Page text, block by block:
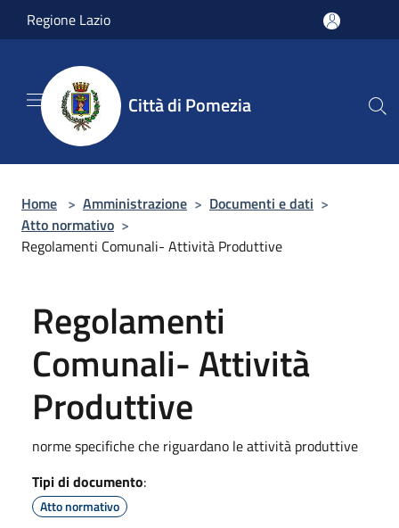
Salta al contenuto principale
Regione Lazio
Città di Pomezia
Home > Amministrazione > Documenti e dati >
Atto normativo >
Regolamenti Comunali- Attività Produttive
Regolamenti
Comunali- Attività
Produttive
norme specifiche che riguardano le attività produttive
Tipi di documento:
Atto normativo